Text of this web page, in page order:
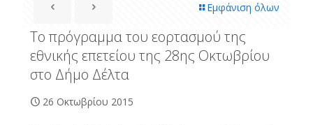
Εμφάνιση όλων
Το πρόγραμμα του εορτασμού της
εθνικής επετείου της 28ης Οκτωβρίου
στο Δήμο Δέλτα
26 Οκτωβρίου 2015